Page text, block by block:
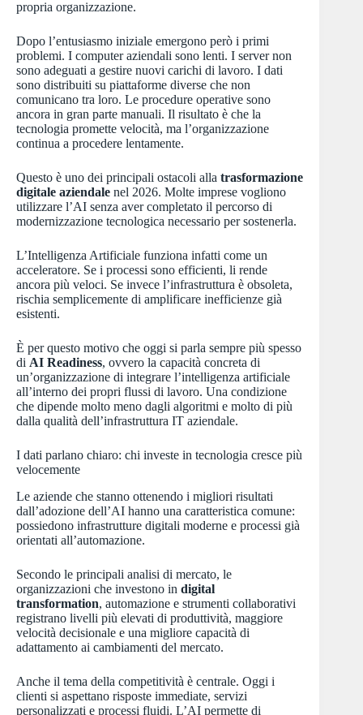
propria organizzazione.
Dopo l’entusiasmo iniziale emergono però i primi
problemi. I computer aziendali sono lenti. I server non
sono adeguati a gestire nuovi carichi di lavoro. I dati
sono distribuiti su piattaforme diverse che non
comunicano tra loro. Le procedure operative sono
ancora in gran parte manuali. Il risultato è che la
tecnologia promette velocità, ma l’organizzazione
continua a procedere lentamente.
Questo è uno dei principali ostacoli alla trasformazione
digitale aziendale nel 2026. Molte imprese vogliono
utilizzare l’AI senza aver completato il percorso di
modernizzazione tecnologica necessario per sostenerla.
L’Intelligenza Artificiale funziona infatti come un
acceleratore. Se i processi sono efficienti, li rende
ancora più veloci. Se invece l’infrastruttura è obsoleta,
rischia semplicemente di amplificare inefficienze già
esistenti.
È per questo motivo che oggi si parla sempre più spesso
di AI Readiness, ovvero la capacità concreta di
un’organizzazione di integrare l’intelligenza artificiale
all’interno dei propri flussi di lavoro. Una condizione
che dipende molto meno dagli algoritmi e molto di più
dalla qualità dell’infrastruttura IT aziendale.
I dati parlano chiaro: chi investe in tecnologia cresce più
velocemente
Le aziende che stanno ottenendo i migliori risultati
dall’adozione dell’AI hanno una caratteristica comune:
possiedono infrastrutture digitali moderne e processi già
orientati all’automazione.
Secondo le principali analisi di mercato, le
organizzazioni che investono in digital
transformation, automazione e strumenti collaborativi
registrano livelli più elevati di produttività, maggiore
velocità decisionale e una migliore capacità di
adattamento ai cambiamenti del mercato.
Anche il tema della competitività è centrale. Oggi i
clienti si aspettano risposte immediate, servizi
personalizzati e processi fluidi. L’AI permette di